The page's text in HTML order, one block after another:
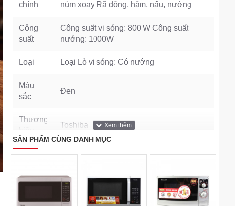
chính
núm xoay Rã đông, hâm, nấu, nướng
Công
suất
Công suất vi sóng: 800 W Công suất
nướng: 1000W
Loại Loại Lò vi sóng: Có nướng
Màu
sắc
Đen
Thương
hiệu
Toshiba
Trọng
25 Lít
SẢN PHẨM CÙNG DANH MỤC